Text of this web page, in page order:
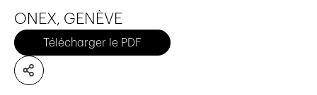
ONEX, GENÈVE
Télécharger le PDF